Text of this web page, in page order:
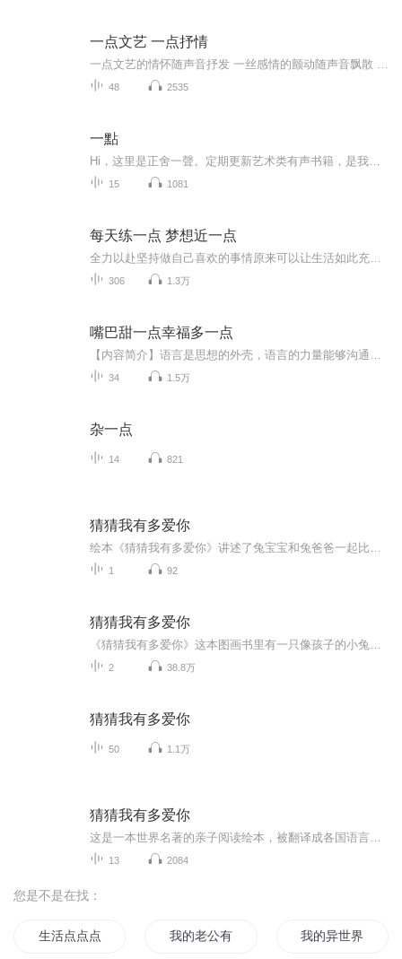
一点文艺 一点抒情
48 2535
一點
15 1081
每天练一点 梦想近一点
306 1.3万
嘴巴甜一点幸福多一点
34 1.5万
杂一点
14 821
猜猜我有多爱你
1 92
猜猜我有多爱你
2 38.8万
猜猜我有多爱你
50 1.1万
猜猜我有多爱你
13 2084
您是不是在找：
生活点点点 我的老公有点狗 我的异世界有点